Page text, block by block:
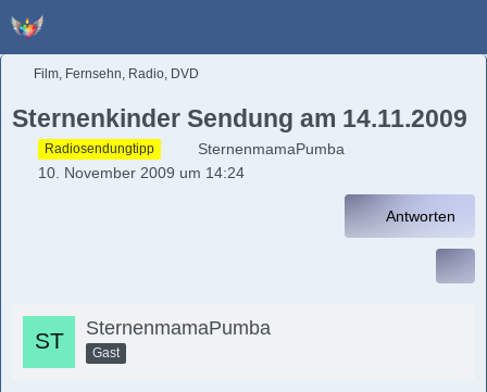
Film, Fernsehn, Radio, DVD
Sternenkinder Sendung am 14.11.2009
Radiosendungtipp
SternenmamaPumba
10. November 2009 um 14:24
Antworten
SternenmamaPumba
Gast